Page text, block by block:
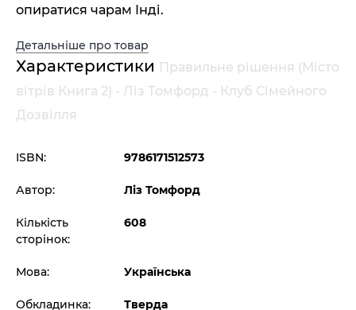
опиратися чарам Інді.
Детальніше про товар
Характеристики Правильне рішення (Місто
вітрів Книга 2) - Ліз Томфорд - Клуб Сімейного
Дозвілля
ISBN: 9786171512573
Автор: Ліз Томфорд
Кількість
сторінок:
608
Мова: Українська
Обкладинка: Тверда